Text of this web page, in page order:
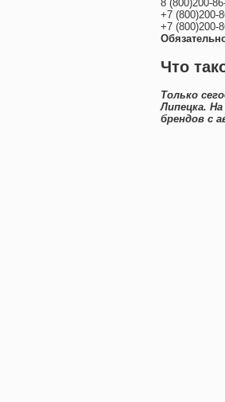
8 (800)200-
+7 (800)200-
+7 (800)200-
Что
Только
Липецка.
брендов с